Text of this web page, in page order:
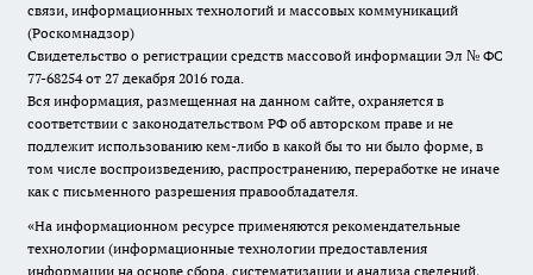
связи, информационных технологий и массовых коммуникаций
(Роскомнадзор)
Свидетельство о регистрации средств массовой информации Эл № ФС
77-68254 от 27 декабря 2016 года.
Вся информация, размещенная на данном сайте, охраняется в
соответствии с законодательством РФ об авторском праве и не
подлежит использованию кем-либо в какой бы то ни было форме, в
том числе воспроизведению, распространению, переработке не иначе
как с письменного разрешения правообладателя.
«На информационном ресурсе применяются рекомендательные
технологии (информационные технологии предоставления
информации на основе сбора, систематизации и анализа сведений,